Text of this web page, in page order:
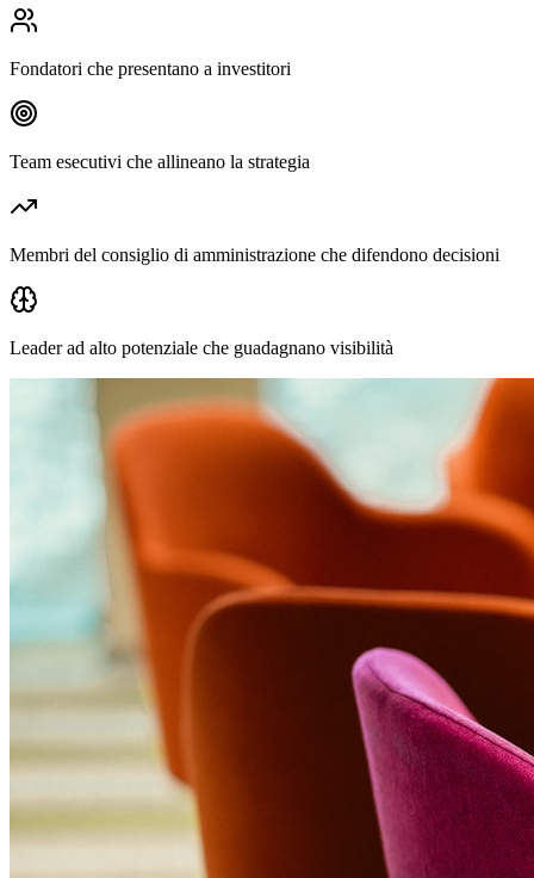
Fondatori che presentano a investitori
Team esecutivi che allineano la strategia
Membri del consiglio di amministrazione che difendono decisioni
Leader ad alto potenziale che guadagnano visibilità